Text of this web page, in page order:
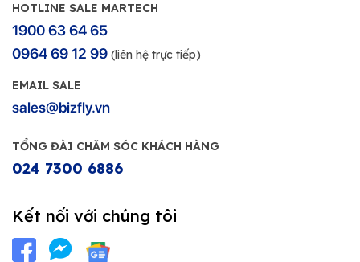
HOTLINE SALE MARTECH
1900 63 64 65
0964 69 12 99 (liên hệ trực tiếp)
EMAIL SALE
sales@bizfly.vn
TỔNG ĐÀI CHĂM SÓC KHÁCH HÀNG
024 7300 6886
Kết nối với chúng tôi